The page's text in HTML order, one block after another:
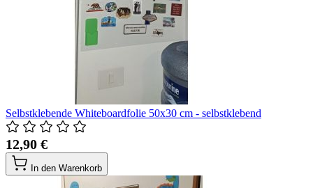
Selbstklebende Whiteboardfolie 50x30 cm - selbstklebend
12,90 €
In den Warenkorb